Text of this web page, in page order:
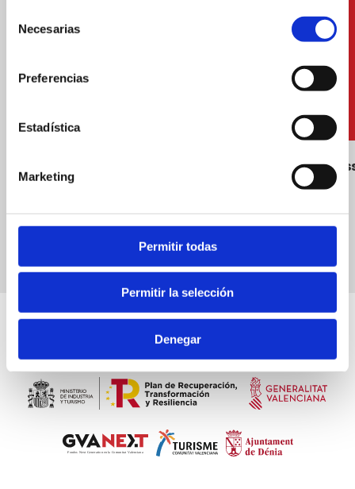
Necesarias
Preferencias
Estadística
Marketing
Permitir todas
Permitir la selección
Denegar